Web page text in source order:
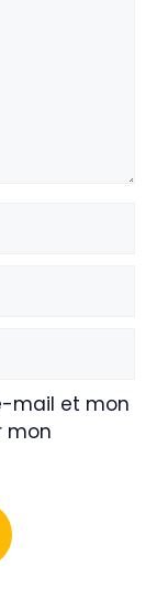
mail et mon
mon